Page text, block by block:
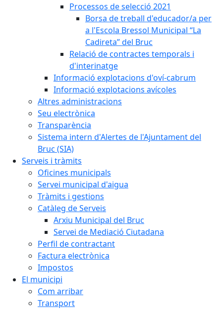
Processos de selecció 2021
Borsa de treball d'educador/a per
a l'Escola Bressol Municipal “La
Cadireta” del Bruc
Relació de contractes temporals i
d'interinatge
Informació explotacions d'oví-cabrum
Informació explotacions avícoles
Altres administracions
Seu electrònica
Transparència
Sistema intern d'Alertes de l'Ajuntament del
Bruc (SIA)
Serveis i tràmits
Oficines municipals
Servei municipal d'aigua
Tràmits i gestions
Catàleg de Serveis
Arxiu Municipal del Bruc
Servei de Mediació Ciutadana
Perfil de contractant
Factura electrònica
Impostos
El municipi
Com arribar
Transport